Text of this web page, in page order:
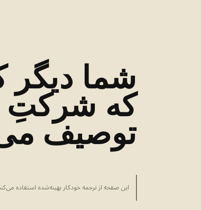
شما دیگر
که شرکتِ
توصیف
این صفحه از ترجمه خودکار بهینه‌شده استفاده